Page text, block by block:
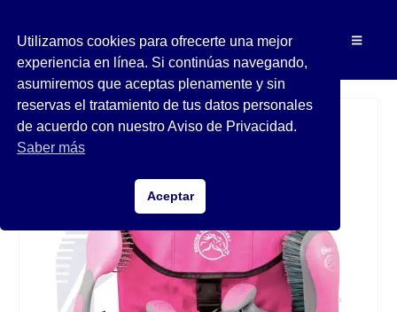
Utilizamos cookies para ofrecerte una mejor
experiencia en línea. Si continúas navegando,
asumiremos que aceptas plenamente y sin
reservas el tratamiento de tus datos personales
de acuerdo con nuestro Aviso de Privacidad.
Saber más
Aceptar